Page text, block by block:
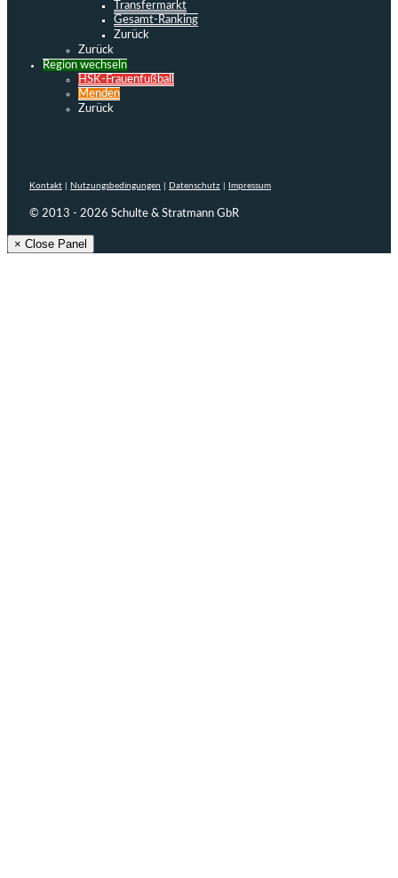
Transfermarkt
Gesamt-Ranking
Zurück
Zurück
Region wechseln
HSK-Frauenfußball
Menden
Zurück
Kontakt Nutzungsbedingungen Datenschutz Impressum
© 2013 - 2026 Schulte & Stratmann GbR
× Close Panel